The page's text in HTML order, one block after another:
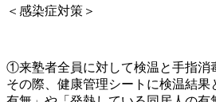
＜感染症対策＞
①来塾者全員に対して検温と手指消
その際、健康管理シートに検温結